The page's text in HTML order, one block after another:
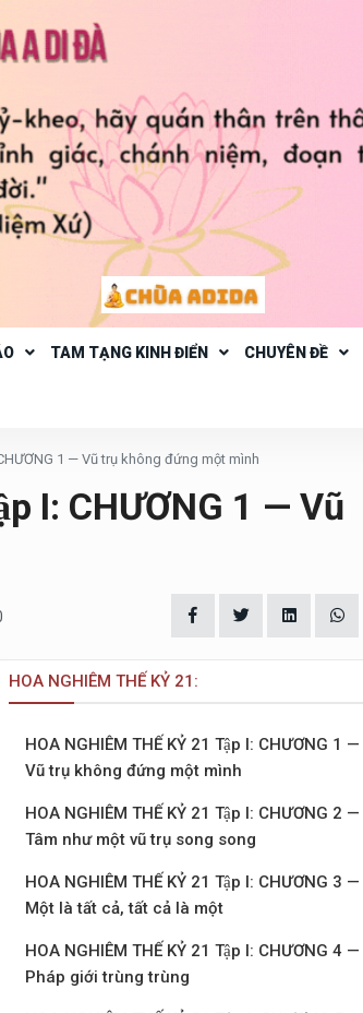
TAM TẠNG KINH ĐIỂN CHUYÊN ĐỀ
1 — Vũ trụ không đứng một mình
I: CHƯƠNG 1 — Vũ
HOA NGHIÊM THẾ KỶ 21:
HOA NGHIÊM THẾ KỶ 21 Tập I: CHƯƠNG 1 —
Vũ trụ không đứng một mình
HOA NGHIÊM THẾ KỶ 21 Tập I: CHƯƠNG 2 —
Tâm như một vũ trụ song song
HOA NGHIÊM THẾ KỶ 21 Tập I: CHƯƠNG 3 —
Một là tất cả, tất cả là một
HOA NGHIÊM THẾ KỶ 21 Tập I: CHƯƠNG 4 —
Pháp giới trùng trùng